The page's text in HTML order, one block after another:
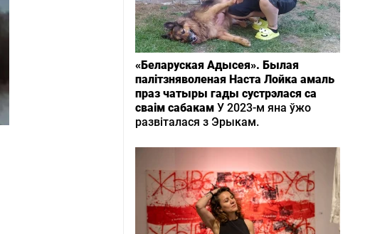
«Беларуская Адысея». Былая
палітзняволеная Наста Лойка амаль
праз чатыры гады сустрэлася са
сваім сабакам У 2023-м яна ўжо
развіталася з Эрыкам.